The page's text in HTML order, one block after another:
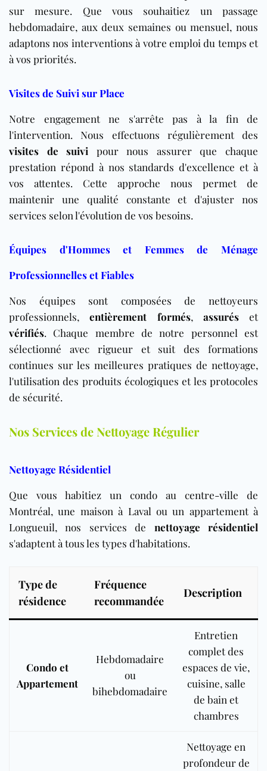
sur mesure. Que vous souhaitiez un passage
hebdomadaire, aux deux semaines ou mensuel, nous
adaptons nos interventions à votre emploi du temps et
à vos priorités.
Visites de Suivi sur Place
Notre engagement ne s'arrête pas à la fin de
l'intervention. Nous effectuons régulièrement des
visites de suivi pour nous assurer que chaque
prestation répond à nos standards d'excellence et à
vos attentes. Cette approche nous permet de
maintenir une qualité constante et d'ajuster nos
services selon l'évolution de vos besoins.
Équipes d'Hommes et Femmes de Ménage
Professionnelles et Fiables
Nos équipes sont composées de nettoyeurs
professionnels,entièrement formés, assuréset
vérifiés. Chaque membre de notre personnel est
sélectionné avec rigueur et suit des formations
continues sur les meilleures pratiques de nettoyage,
l'utilisation des produits écologiques et les protocoles
de sécurité.
Nos Services de Nettoyage Régulier
Nettoyage Résidentiel
Que vous habitiez un condo au centre-ville de
Montréal, une maison à Laval ou un appartement à
Longueuil, nos services de nettoyage résidentiel
s'adaptent à tous les types d'habitations.
Type de
résidence
Fréquence
recommandée
Description
Condo et
Appartement
Hebdomadaire
ou
bihebdomadaire
Entretien
complet des
espaces de vie,
cuisine, salle
de bain et
chambres
Nettoyage en
profondeur de